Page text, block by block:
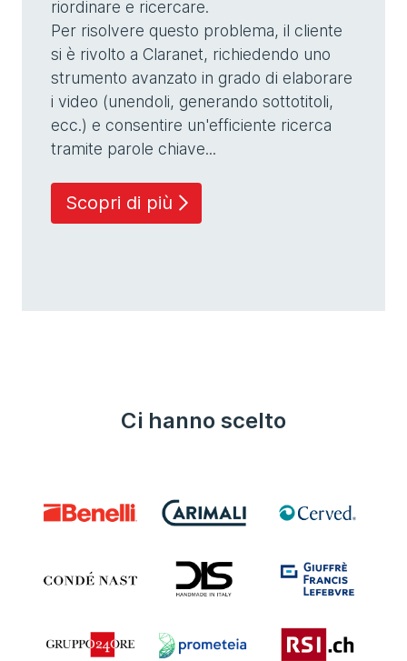
riordinare e ricercare.
Per risolvere questo problema, il cliente
si è rivolto a Claranet, richiedendo uno
strumento avanzato in grado di elaborare
i video (unendoli, generando sottotitoli,
ecc.) e consentire un'efficiente ricerca
tramite parole chiave...
Scopri di più
Ci hanno scelto